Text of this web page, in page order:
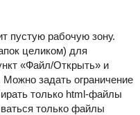
пустую рабочую зону.
целиком) для
«Файл/Открыть» и
задать ограничение
только html-файлы
только файлы